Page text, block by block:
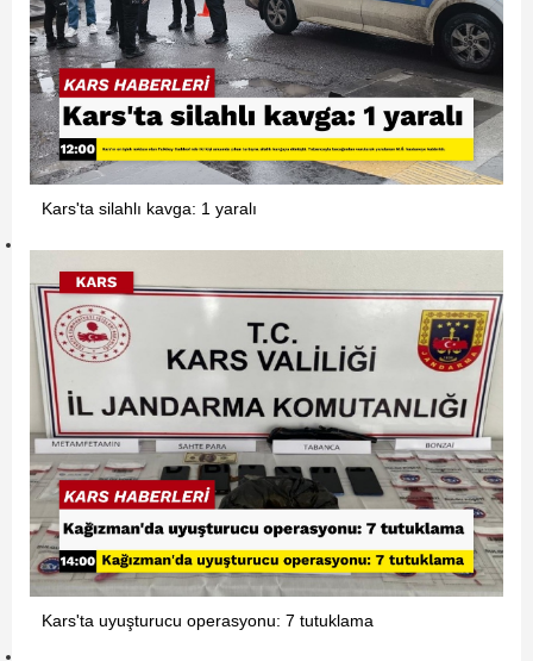
Kars'ta silahlı kavga: 1 yaralı
Kars'ta uyuşturucu operasyonu: 7 tutuklama